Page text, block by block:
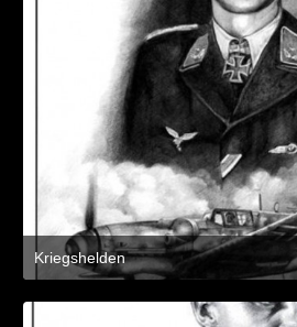
Kriegshelden
8. März 2021 um 11:21